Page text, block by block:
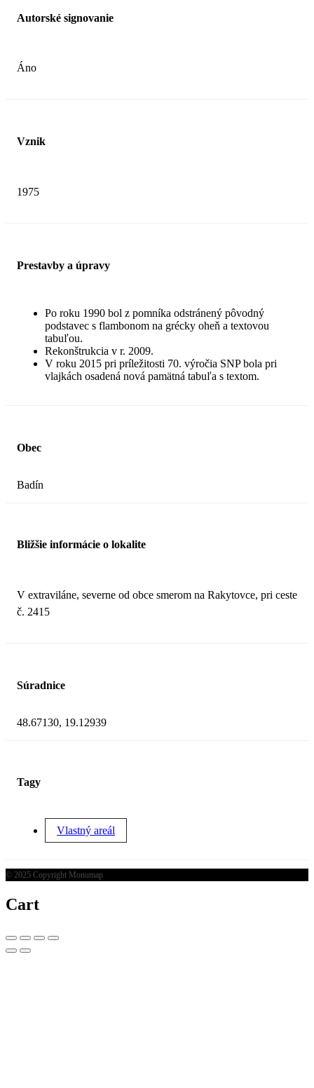
Autorské signovanie
Áno
Vznik
1975
Prestavby a úpravy
Po roku 1990 bol z pomníka odstránený pôvodný
podstavec s flambonom na grécky oheň a textovou
tabuľou.
Rekonštrukcia v r. 2009.
V roku 2015 pri príležitosti 70. výročia SNP bola pri
vlajkách osadená nová pamätná tabuľa s textom.
Obec
Badín
Bližšie informácie o lokalite
V extraviláne, severne od obce smerom na Rakytovce, pri ceste
č. 2415
Súradnice
48.67130, 19.12939
Tagy
Vlastný areál
© 2025 Copyright Monumap
Cart